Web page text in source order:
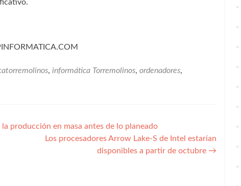
, informática Torremolinos, ordenadores,
producción en masa antes de lo planeado
Los procesadores Arrow Lake-S de Intel estarían
disponibles a partir de octubre →